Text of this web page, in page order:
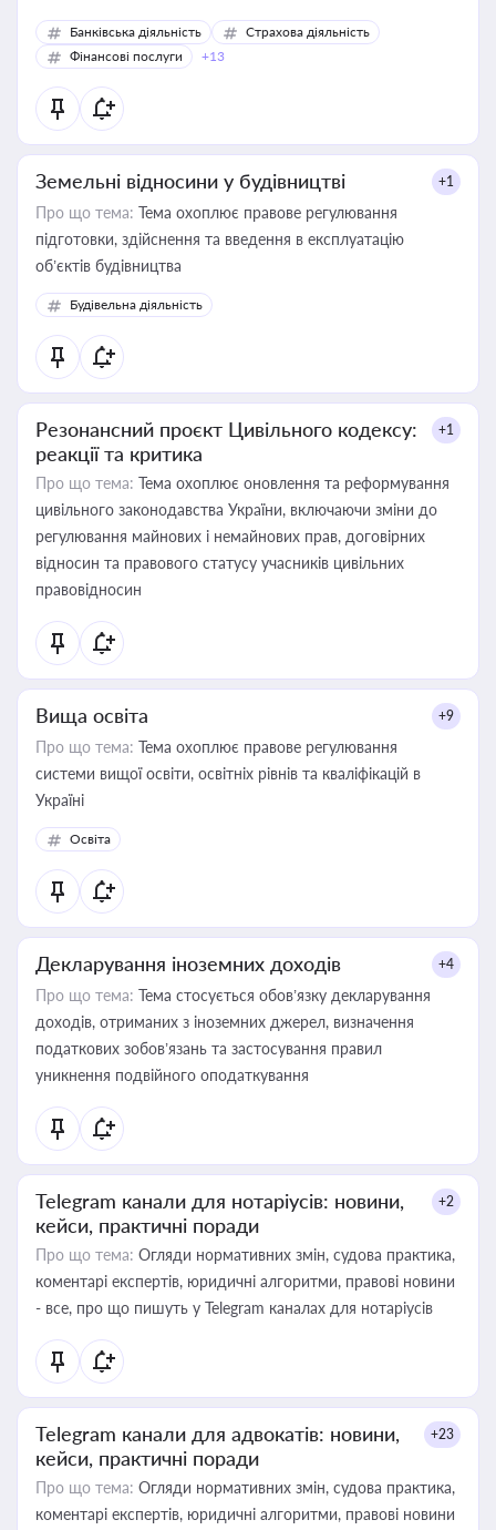
Банківська діяльність
Страхова діяльність
Фінансові послуги
+13
Земельні відносини у будівництві +1
Про що тема: Тема охоплює правове регулювання
підготовки, здійснення та введення в експлуатацію
об’єктів будівництва
Будівельна діяльність
Резонансний проєкт Цивільного кодексу:
реакції та критика
+1
Про що тема: Тема охоплює оновлення та реформування
цивільного законодавства України, включаючи зміни до
регулювання майнових і немайнових прав, договірних
відносин та правового статусу учасників цивільних
правовідносин
Вища освіта +9
Про що тема: Тема охоплює правове регулювання
системи вищої освіти, освітніх рівнів та кваліфікацій в
Україні
Освіта
Декларування іноземних доходів +4
Про що тема: Тема стосується обов’язку декларування
доходів, отриманих з іноземних джерел, визначення
податкових зобов’язань та застосування правил
уникнення подвійного оподаткування
Telegram канали для нотаріусів: новини,
кейси, практичні поради
+2
Про що тема: Огляди нормативних змін, судова практика,
коментарі експертів, юридичні алгоритми, правові новини
- все, про що пишуть у Telegram каналах для нотаріусів
Telegram канали для адвокатів: новини,
кейси, практичні поради
+23
Про що тема: Огляди нормативних змін, судова практика,
коментарі експертів, юридичні алгоритми, правові новини